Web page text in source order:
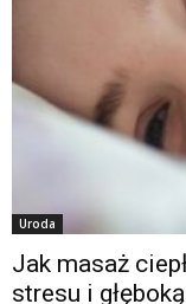
Uroda
Jak masaż
stresu i